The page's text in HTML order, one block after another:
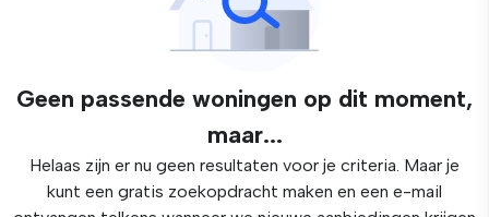
Geen passende woningen op dit moment,
maar...
Helaas zijn er nu geen resultaten voor je criteria. Maar je
kunt een gratis zoekopdracht maken en een e-mail